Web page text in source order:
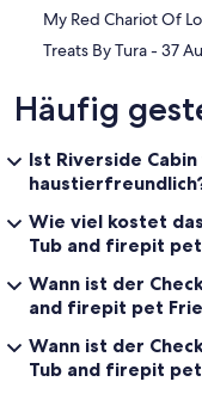
‪Treats By
Häufig
Ist Riverside
Wie viel kostet
Tub and firepit
Wann ist der
and firepit pet
Wann ist der
Tub and firepit